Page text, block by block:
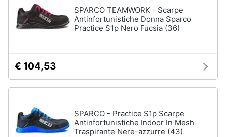
Collane
Vedi
SPARCO TEAMWORK - Scarpe
Antinfortunistiche Donna Sparco
Practice S1p Nero Fucsia (36)
€ 104,53
SPARCO - Practice S1p Scarpe
Antinfortunistiche Indoor In Mesh
Traspirante Nere-azzurre (43)